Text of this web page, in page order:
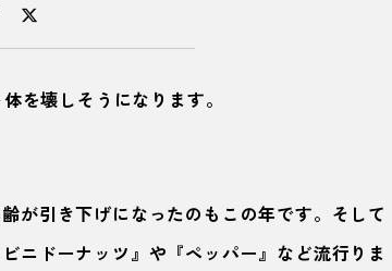
を壊しそうになります。
が引き下げになったのもこの年です。そして
ニドーナッツ』や『ペッパー』など流行りま